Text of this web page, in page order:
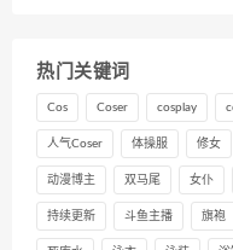
热门关键词
Cos Coser cosplay
人气Coser 体操服 修女
动漫博主 双马尾 女仆
持续更新 斗鱼主播 旗袍